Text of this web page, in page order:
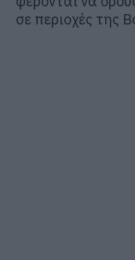
σε περιοχές της